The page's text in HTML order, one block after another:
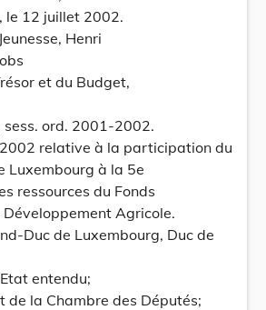
le 12 juillet 2002.
Henri
et du Budget,
sess. ord. 2001-2002.
relative à la participation du
Luxembourg à la 5e
ressources du Fonds
Agricole.
Duc de Luxembourg, Duc de
entendu;
de la Chambre des Députés;